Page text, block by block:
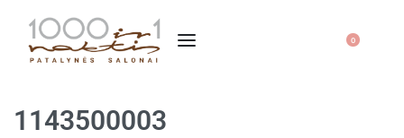
0
1143500003